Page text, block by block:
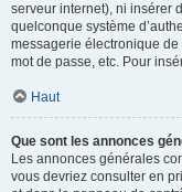
serveur internet), ni insérer
quelconque système
messagerie électronique
mot de passe, etc. Pour
Haut
Que sont les annonces
Les annonces générales
vous devriez consulter en